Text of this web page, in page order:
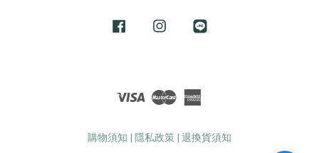
Facebook Instagram
Visa Master
購物須知 | 隱私政策 | 退換貨須知